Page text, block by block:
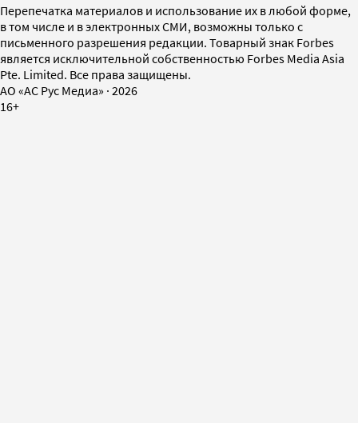
Перепечатка материалов и использование их в любой форме,
в том числе и в электронных СМИ, возможны только с
письменного разрешения редакции. Товарный знак Forbes
является исключительной собственностью Forbes Media Asia
Pte. Limited. Все права защищены.
AO «АС Рус Медиа» · 2026
16+